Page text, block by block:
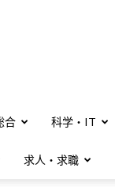
合 科学・IT
求人・求職